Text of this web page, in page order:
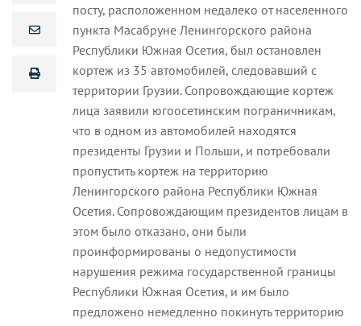
посту, расположенном недалеко от населенного
пункта Масабруне Ленингорского района
Республики Южная Осетия, был остановлен
кортеж из 35 автомобилей, следовавший с
территории Грузии. Сопровождающие кортеж
лица заявили югоосетинским пограничникам,
что в одном из автомобилей находятся
президенты Грузии и Польши, и потребовали
пропустить кортеж на территорию
Ленингорского района Республики Южная
Осетия. Сопровождающим президентов лицам в
этом было отказано, они были
проинформированы о недопустимости
нарушения режима государственной границы
Республики Южная Осетия, и им было
предложено немедленно покинуть территорию